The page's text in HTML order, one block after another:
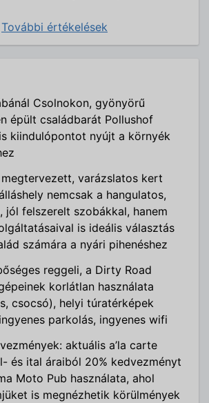
További értékelések
Csolnokon, gyönyörű
épült családbarát Pollushof
kiindulópontot nyújt a környék
varázslatos kert
nemcsak a hangulatos,
jól felszerelt szobákkal, hanem
is ideális választás
számára a nyári pihenéshez
reggeli, a Dirty Road
korlátlan használata
csocsó), helyi túratérképek
parkolás, ingyenes wifi
aktuális a’la carte
és ital áraiból 20% kedvezményt
Moto Pub használata, ahol
is megnézhetik körülmények